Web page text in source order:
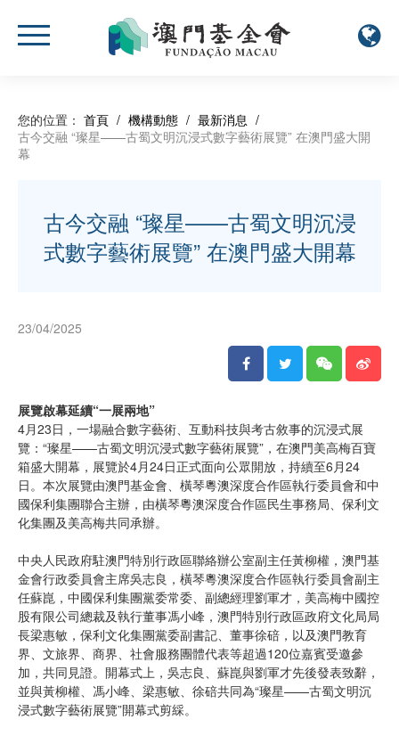
您的位置： 首頁 / 機構動態 / 最新消息 /
古今交融 “璨星——古蜀文明沉浸式數字藝術展覽” 在澳門盛大開
幕
古今交融 “璨星——古蜀文明沉浸
式數字藝術展覽” 在澳門盛大開幕
23/04/2025
展覽啟幕延續“一展兩地”
4月23日，一場融合數字藝術、互動科技與考古敘事的沉浸式展
覽：“璨星——古蜀文明沉浸式數字藝術展覽”，在澳門美高梅百寶
箱盛大開幕，展覽於4月24日正式面向公眾開放，持續至6月24
日。本次展覽由澳門基金會、橫琴粵澳深度合作區執行委員會和中
國保利集團聯合主辦，由橫琴粵澳深度合作區民生事務局、保利文
化集團及美高梅共同承辦。
中央人民政府駐澳門特別行政區聯絡辦公室副主任黃柳權，澳門基
金會行政委員會主席吳志良，橫琴粵澳深度合作區執行委員會副主
任蘇崑，中國保利集團黨委常委、副總經理劉軍才，美高梅中國控
股有限公司總裁及執行董事馮小峰，澳門特別行政區政府文化局局
長梁惠敏，保利文化集團黨委副書記、董事徐碚，以及澳門教育
界、文旅界、商界、社會服務團體代表等超過120位嘉賓受邀參
加，共同見證。開幕式上，吳志良、蘇崑與劉軍才先後發表致辭，
並與黃柳權、馮小峰、梁惠敏、徐碚共同為“璨星——古蜀文明沉
浸式數字藝術展覽”開幕式剪綵。